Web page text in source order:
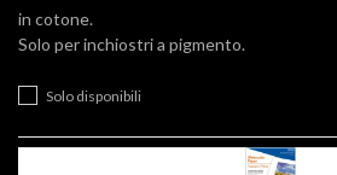
in cotone.
Solo per inchiostri a pigmento.
Solo disponibili